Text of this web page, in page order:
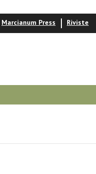
Marcianum Press Riviste